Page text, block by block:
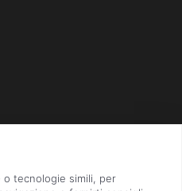
Sociale i.v. € 800.000,00